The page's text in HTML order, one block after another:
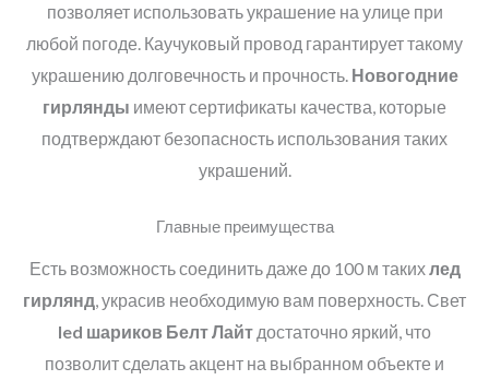
позволяет использовать украшение на улице при
любой погоде. Каучуковый провод гарантирует такому
украшению долговечность и прочность. Новогодние
гирлянды имеют сертификаты качества, которые
подтверждают безопасность использования таких
украшений.
Главные преимущества
Есть возможность соединить даже до 100 м такихлед
гирлянд, украсив необходимую вам поверхность. Свет
led шариков Белт Лайт достаточно яркий, что
позволит сделать акцент на выбранном объекте и